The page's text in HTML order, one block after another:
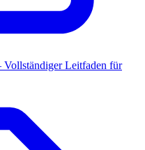
Leitfaden für